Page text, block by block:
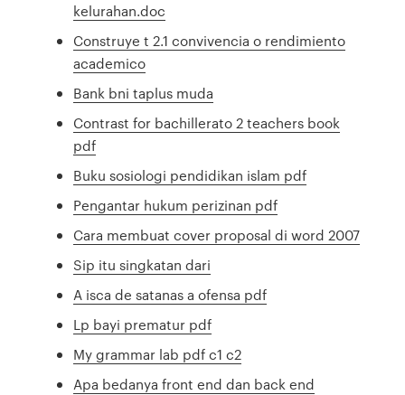
kelurahan.doc
Construye t 2.1 convivencia o rendimiento
academico
Bank bni taplus muda
Contrast for bachillerato 2 teachers book
pdf
Buku sosiologi pendidikan islam pdf
Pengantar hukum perizinan pdf
Cara membuat cover proposal di word 2007
Sip itu singkatan dari
A isca de satanas a ofensa pdf
Lp bayi prematur pdf
My grammar lab pdf c1 c2
Apa bedanya front end dan back end